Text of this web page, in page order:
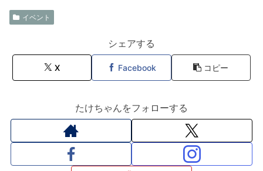
イベント
シェアする
X Facebook コピー
たけちゃんをフォローする